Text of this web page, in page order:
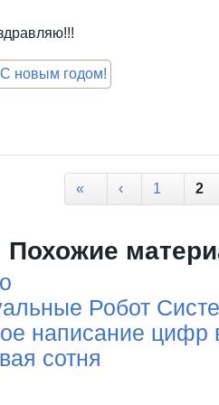
« ‹ 1 2
Похожие
Робот
написание цифр
сотня